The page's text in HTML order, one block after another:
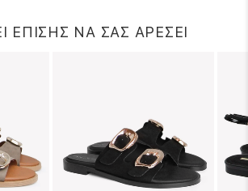
ΕΠΙΣΗΣ ΝΑ ΣΑΣ ΑΡΕΣΕΙ